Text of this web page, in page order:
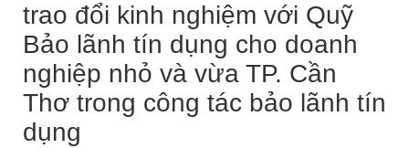
trao đổi kinh nghiệm với Quỹ
Bảo lãnh tín dụng cho doanh
nghiệp nhỏ và vừa TP. Cần
Thơ trong công tác bảo lãnh tín
dụng